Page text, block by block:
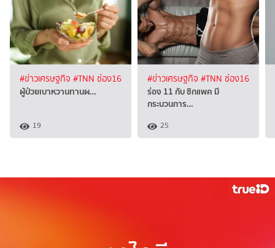
#ข่าวเศรษฐกิจ #TNN ช่อง16
ผู้ป่วยเบาหวานทานผ…
19
#ข่าวเศรษฐกิจ #TNN ช่อง16
ร่อง 11 กับ ซิกแพค มี
กระบวนการ…
25